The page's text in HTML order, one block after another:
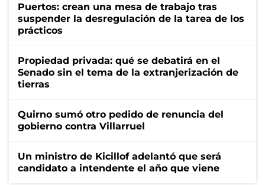
Puertos: crean una mesa de trabajo tras
suspender la desregulación de la tarea de los
prácticos
Propiedad privada: qué se debatirá en el
Senado sin el tema de la extranjerización de
tierras
Quirno sumó otro pedido de renuncia del
gobierno contra Villarruel
Un ministro de Kicillof adelantó que será
candidato a intendente el año que viene